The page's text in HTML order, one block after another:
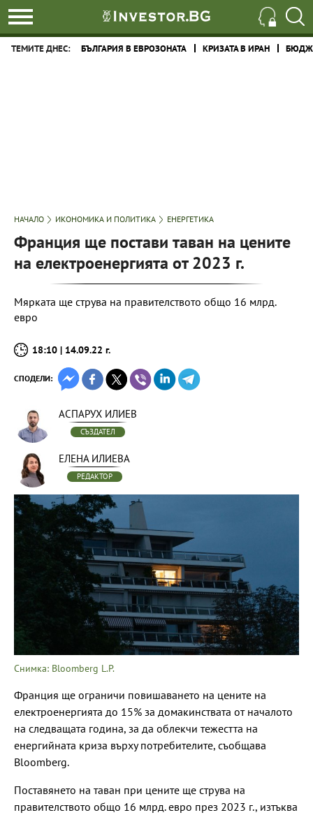
ТЕМИТЕ ДНЕС: БЪЛГАРИЯ В ЕВРОЗОНАТА КРИЗАТА В ИРАН
НАЧАЛО ИКОНОМИКА И ПОЛИТИКА ЕНЕРГЕТИКА
Франция ще постави таван на цените
на електроенергията от 2023 г.
Мярката ще струва на правителството общо 16 млрд.
евро
18:10 | 14.09.22 г.
СПОДЕЛИ:
АСПАРУХ ИЛИЕВ
СЪЗДАТЕЛ
ЕЛЕНА ИЛИЕВА
РЕДАКТОР
Снимка: Bloomberg L.P.
Франция ще ограничи повишаването на цените на
електроенергията до 15% за домакинствата от началото
на следващата година, за да облекчи тежестта на
енергийната криза върху потребителите, съобщава
Bloomberg.
Поставянето на таван при цените ще струва на
правителството общо 16 млрд. евро през 2023 г., изтъква